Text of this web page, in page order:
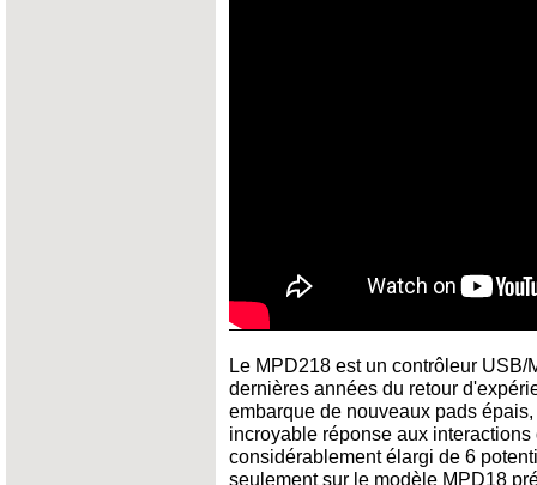
Le MPD218 est un contrôleur USB/
dernières années du retour
embarque de nouveaux pads
incroyable réponse aux
considérablement élargi de 6
seulement sur le modèle MPD18